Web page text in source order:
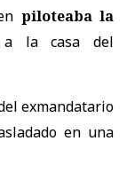
piloteaba la
a la casa del
exmandatario
en una